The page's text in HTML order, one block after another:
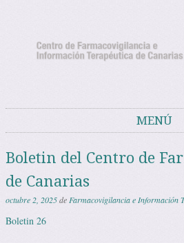
MENÚ
Boletin del Centro de
de Canarias
octubre 2, 2025deFarmacovigilancia e Información
Boletin 26